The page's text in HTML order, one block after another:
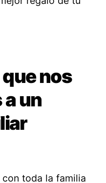
nos
un
toda la familia